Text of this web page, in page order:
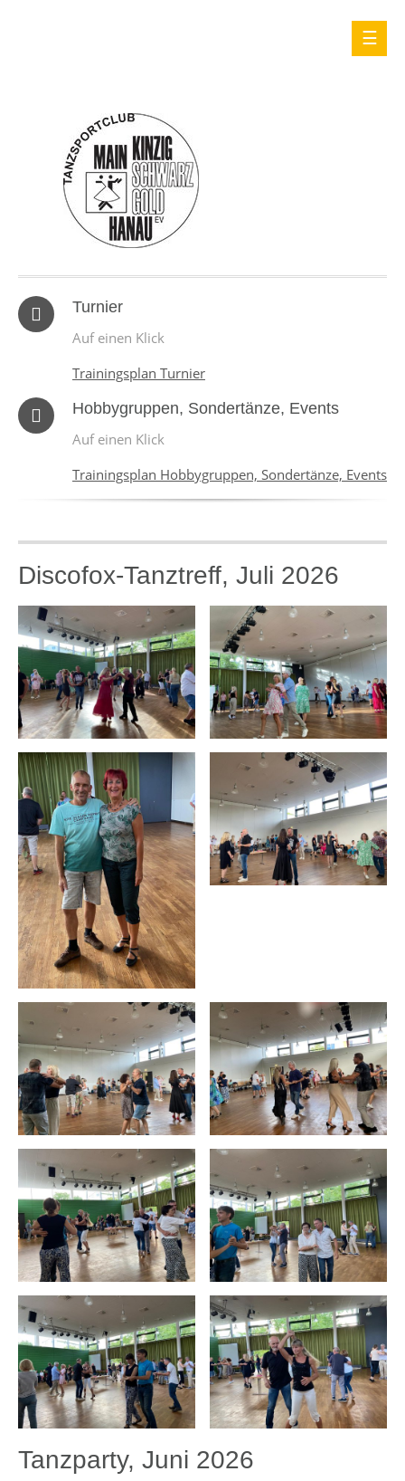
Turnier
Auf einen Klick
Trainingsplan Turnier
Hobbygruppen, Sondertänze, Events
Auf einen Klick
Trainingsplan Hobbygruppen, Sondertänze, Events
Discofox-Tanztreff, Juli 2026
Tanzparty, Juni 2026